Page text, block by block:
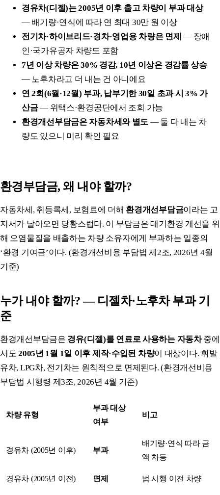
경유차(디젤)는 2005년 이후 출고 차량이 부과 대상
— 배기량·연식에 따라 연 최대 30만 원 이상
전기차·하이브리드·경차·영업용 차량은 면제 — 장애
인·국가유공자 차량도 포함
7년 이상 차량은 30% 경감, 10년 이상은 경감률 상승
— 노후차라고 더 내는 건 아니에요
연 2회(6월·12월) 부과, 납부기한 30일 초과 시 3% 가
산금— 위택스·환경공단에서 조회 가능
환경개선부담금은 자동차세와 별도 — 둘 다 내는 차
량도 있으니 미리 확인 필요
환경부담금, 왜 내야 할까?
자동차세, 취등록세, 보험료에 더해 환경개선부담금이라는 고
지서가 날아오면 당황스럽다. 이 부담금은 대기환경 개선을 위
해 오염물질을 배출하는 차량 소유자에게 부과하는 일종의
‘환경 기여금’이다. (환경개선비용 부담법 제2조, 2026년 4월
기준)
누가 내야 할까? — 디젤차·노후차 부과 기
준
환경개선부담금은 경유(디젤)를 연료로 사용하는 자동차중에
서도2005년 1월 1일 이후 제작·수입된 차량이 대상이다. 휘발
유차, LPG차, 전기차는 원칙적으로 면제된다. (환경개선비용
부담법 시행령 제3조, 2026년 4월 기준)
차량 유형
부과 대상
여부
비고
경유차 (2005년 이후) 부과
배기량·연식 따라 금
액 차등
경유차 (2005년 이전) 면제 법 시행 이전 차량